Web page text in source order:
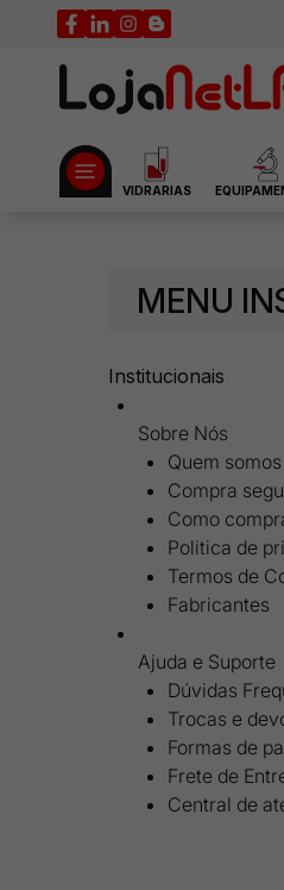
VIDRARIAS
MENU
Institucionais
Sobre Nós
Quem somos
Compra
Como
Politica de
Termos de
Fabricantes
Ajuda e Suporte
Dúvidas
Trocas e
Formas de
Frete de
Central de